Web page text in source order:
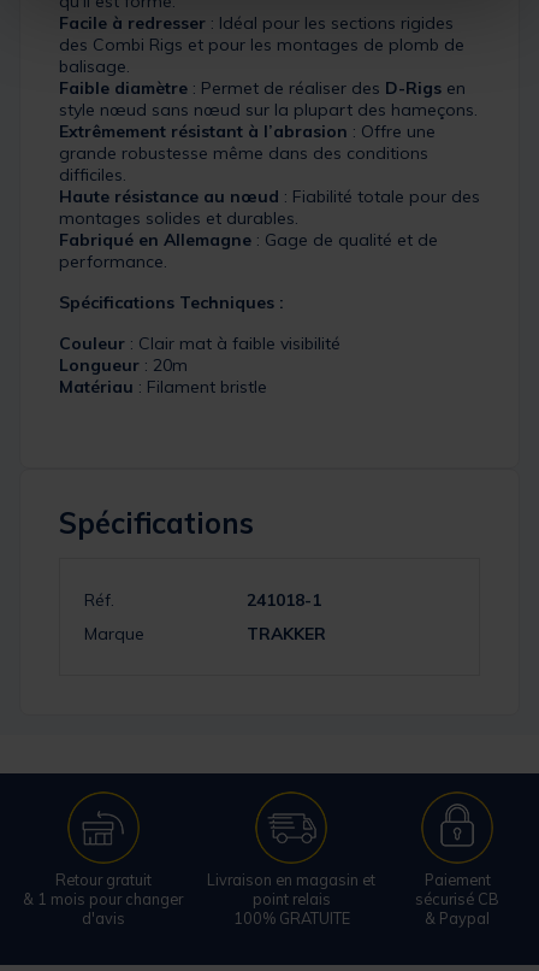
Facile à redresser : Idéal pour les sections rigides
des Combi Rigs et pour les montages de plomb de
balisage.
Faible diamètre : Permet de réaliser des D-Rigs en
style nœud sans nœud sur la plupart des hameçons.
Extrêmement résistant à l’abrasion : Offre une
grande robustesse même dans des conditions
difficiles.
Haute résistance au nœud : Fiabilité totale pour des
montages solides et durables.
Fabriqué en Allemagne : Gage de qualité et de
performance.
Spécifications Techniques :
Couleur : Clair mat à faible visibilité
Longueur : 20m
Matériau : Filament bristle
Spécifications
Réf.
241018-1
Marque
TRAKKER
Retour gratuit
& 1 mois pour changer
d'avis
Livraison en magasin et
point relais
100% GRATUITE
Paiement
sécurisé CB
& Paypal